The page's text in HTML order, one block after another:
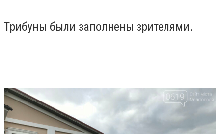
Трибуны были заполнены зрителями.